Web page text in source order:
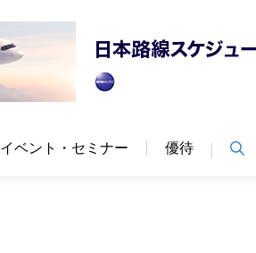
イベント・セミナー 優待